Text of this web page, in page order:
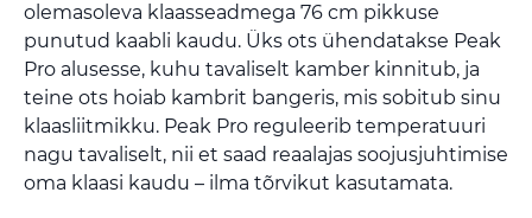
olemasoleva klaasseadmega 76 cm pikkuse
punutud kaabli kaudu. Üks ots ühendatakse Peak
Pro alusesse, kuhu tavaliselt kamber kinnitub, ja
teine ots hoiab kambrit bangeris, mis sobitub sinu
klaasliitmikku. Peak Pro reguleerib temperatuuri
nagu tavaliselt, nii et saad reaalajas soojusjuhtimise
oma klaasi kaudu – ilma tõrvikut kasutamata.